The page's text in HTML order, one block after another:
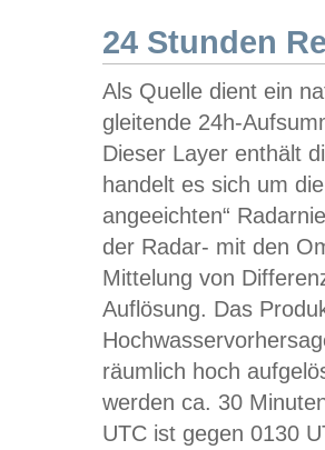
24 Stunden
Als Quelle dient ein
gleitende 24h-
Dieser Layer enthält
handelt es sich um
angeeichten“
der Radar- mit den
Mittelung von
Auflösung. Das
räumlich hoch
werden ca. 30
UTC ist gegen 0130